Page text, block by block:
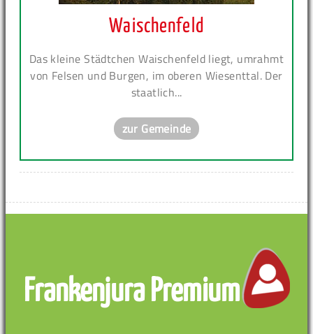
Waischenfeld
Das kleine Städtchen Waischenfeld liegt, umrahmt
von Felsen und Burgen, im oberen Wiesenttal. Der
staatlich...
zur Gemeinde
Frankenjura Premium